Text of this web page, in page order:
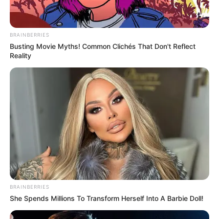
BRAINBERRIES
Busting Movie Myths! Common Clichés That Don't Reflect
Reality
BRAINBERRIES
She Spends Millions To Transform Herself Into A Barbie Doll!